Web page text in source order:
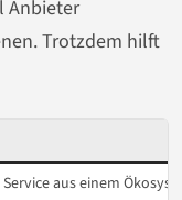
Anbieter
Trotzdem hilft
aus einem